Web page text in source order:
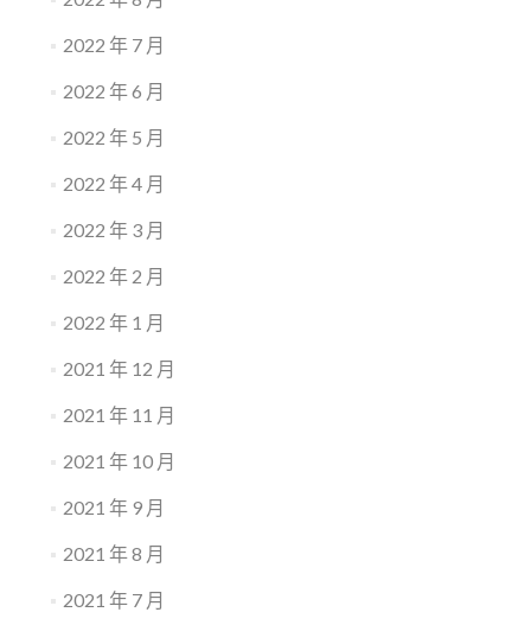
2022 年 7 月
2022 年 6 月
2022 年 5 月
2022 年 4 月
2022 年 3 月
2022 年 2 月
2022 年 1 月
2021 年 12 月
2021 年 11 月
2021 年 10 月
2021 年 9 月
2021 年 8 月
2021 年 7 月